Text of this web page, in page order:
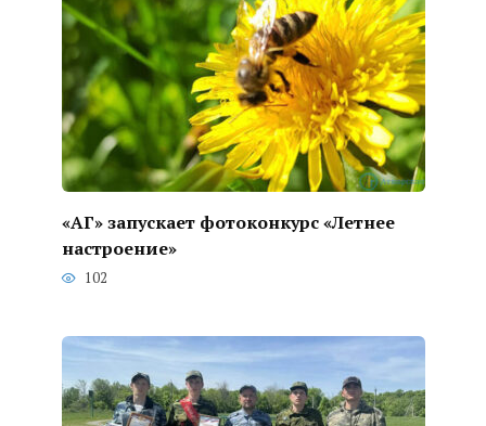
«АГ» запускает фотоконкурс «Летнее
настроение»
102